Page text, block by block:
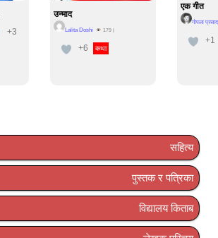
+3
उन्माद
Lalita Doshi 179|
+6 कथा
एक गीत
गोपला
+1
सहित्य
पुस्तक र पत्रिका
विद्यालय किताब